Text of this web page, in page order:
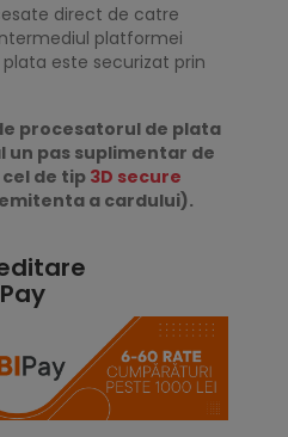
direct de catre
platformei
plata este securizat prin
procesatorul de plata
un pas suplimentar de
de tip3D secure
a cardului).